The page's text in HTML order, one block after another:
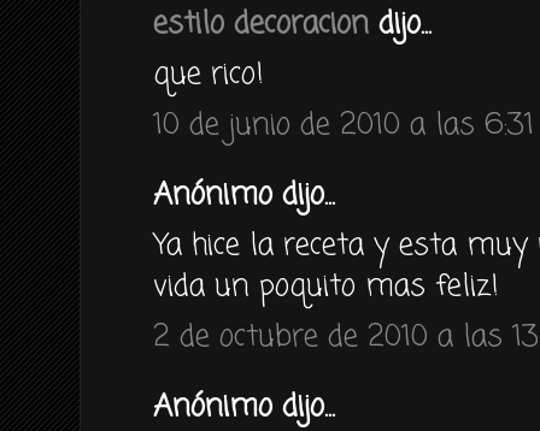
estilo decoracion dijo...
que rico!
10 de junio de 2010 a las 6:31
Anónimo dijo...
Ya hice la receta y esta
vida un poquito mas feliz!
2 de octubre de 2010 a las
Anónimo dijo...